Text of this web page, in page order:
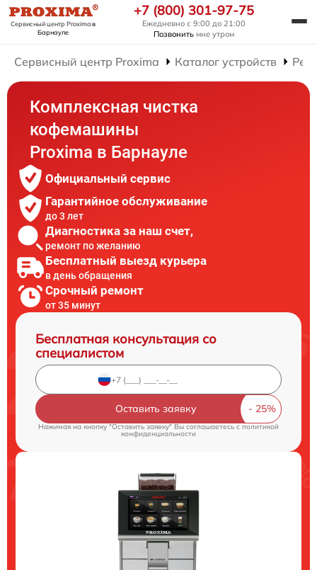
Сервисный центр Proximaв
Барнауле
+7 (800) 301-97-75
Ежедневно с 9:00 до 21:00
Позвонить мне утром
Сервисный центр Proxima Каталог устройств
Комплексная чистка
кофемашины
Proxima в Барнауле
Официальный сервис
Гарантийное обслуживание
до 3 лет
Диагностика за наш счет,
ремонт по желанию
Бесплатный выезд курьера
в день обращения
Срочный ремонт
от 35 минут
Бесплатная консультация со
специалистом
Оставить заявку
Нажимая на кнопку "Оставить заявку" Вы соглашаетесь cполитикой
конфиденциальности